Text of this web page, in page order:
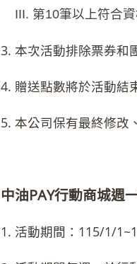
III. 第10筆以上符合
3. 本次活動排除票券和
4. 贈送點數將於活動結
5. 本公司保有最終修改
中油PAY行動商城週
1. 活動期間：115/1/